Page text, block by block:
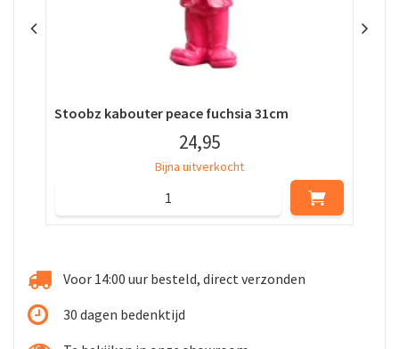
Stoobz kabouter peace fuchsia 31cm
24,95
Bijna uitverkocht
Voor 14:00 uur besteld, direct verzonden
30 dagen bedenktijd